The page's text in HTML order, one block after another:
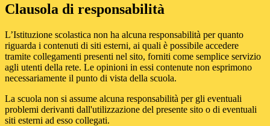
Clausola di responsabilità
L’Istituzione scolastica non ha alcuna responsabilità per quanto
riguarda i contenuti di siti esterni, ai quali è possibile accedere
tramite collegamenti presenti nel sito, forniti come semplice servizio
agli utenti della rete. Le opinioni in essi contenute non esprimono
necessariamente il punto di vista della scuola.
La scuola non si assume alcuna responsabilità per gli eventuali
problemi derivanti dall'utilizzazione del presente sito o di eventuali
siti esterni ad esso collegati.